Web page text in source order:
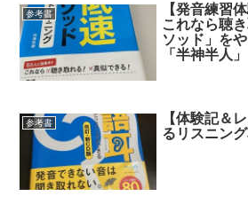
参考書
【発音練習
これなら聴
ソッド」を
「半神半人
参考書
【体験記＆
るリスニング